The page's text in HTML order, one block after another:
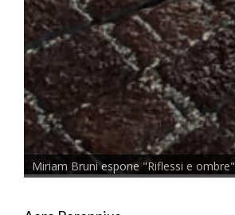
Miriam Bruni espone "Riflessi e ombre"